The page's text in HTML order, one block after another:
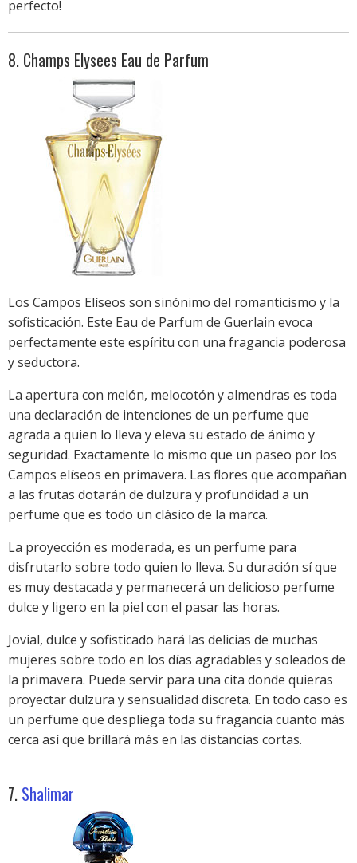
perfecto!
8. Champs Elysees Eau de Parfum
Los Campos Elíseos son sinónimo del romanticismo y la
sofisticación. Este Eau de Parfum de Guerlain evoca
perfectamente este espíritu con una fragancia poderosa
y seductora.
La apertura con melón, melocotón y almendras es toda
una declaración de intenciones de un perfume que
agrada a quien lo lleva y eleva su estado de ánimo y
seguridad. Exactamente lo mismo que un paseo por los
Campos elíseos en primavera. Las flores que acompañan
a las frutas dotarán de dulzura y profundidad a un
perfume que es todo un clásico de la marca.
La proyección es moderada, es un perfume para
disfrutarlo sobre todo quien lo lleva. Su duración sí que
es muy destacada y permanecerá un delicioso perfume
dulce y ligero en la piel con el pasar las horas.
Jovial, dulce y sofisticado hará las delicias de muchas
mujeres sobre todo en los días agradables y soleados de
la primavera. Puede servir para una cita donde quieras
proyectar dulzura y sensualidad discreta. En todo caso es
un perfume que despliega toda su fragancia cuanto más
cerca así que brillará más en las distancias cortas.
7. Shalimar